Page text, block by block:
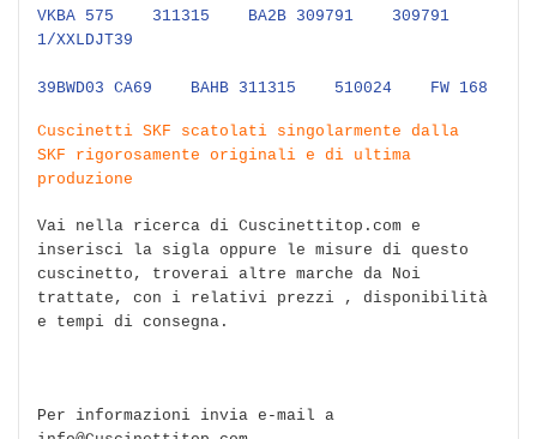
VKBA 575 311315 BA2B 309791 309791
1/XXLDJT39
39BWD03 CA69 BAHB 311315 510024 FW 168
Cuscinetti SKF scatolati singolarmente dalla
SKF rigorosamente originali e di ultima
produzione
Vai nella ricerca di Cuscinettitop.com e
inserisci la sigla oppure le misure di questo
cuscinetto, troverai altre marche da Noi
trattate, con i relativi prezzi , disponibilità
e tempi di consegna.
Per informazioni invia e-mail a